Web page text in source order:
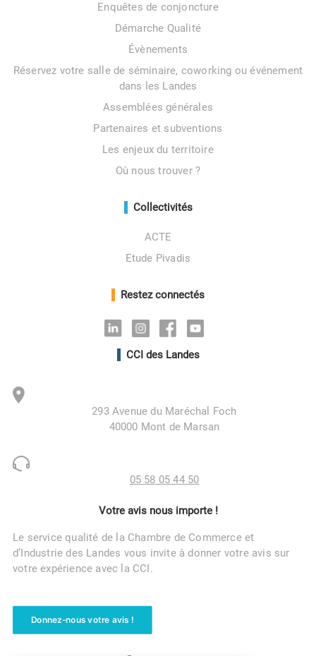
Enquêtes de conjoncture
Démarche Qualité
Évènements
Réservez votre salle de séminaire, coworking ou événement
dans les Landes
Assemblées générales
Partenaires et subventions
Les enjeux du territoire
Où nous trouver ?
Collectivités
ACTE
Etude Pivadis
Restez connectés
LinkedinInstagramFacebookYoutube
CCI des Landes
293 Avenue du Maréchal Foch
40000 Mont de Marsan
05 58 05 44 50
Votre avis nous importe !
Le service qualité de la Chambre de Commerce et
d’Industrie des Landes vous invite à donner votre avis sur
votre expérience avec la CCI.
Donnez-nous votre avis !